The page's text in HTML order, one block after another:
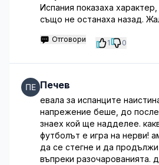
Испания показаха
също не останаха назад.
Отговори 1 0
Печев
евала за испанците
напрежение беше, до
знаех кой ще надделее.
футболът е игра на нерви!
да се стегне и да продължи
въпреки разочарованията.